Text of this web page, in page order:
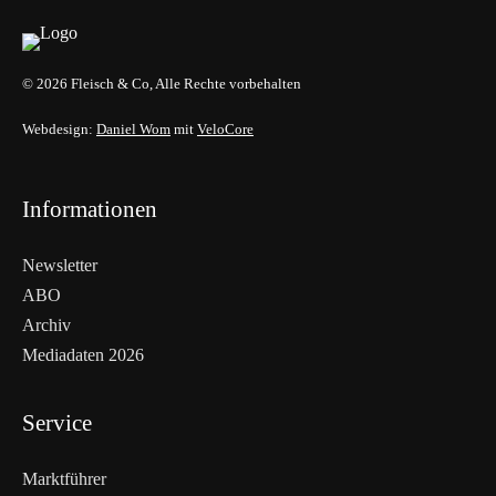
© 2026 Fleisch & Co, Alle Rechte vorbehalten
Webdesign: Daniel Wom mit VeloCore
Informationen
Newsletter
ABO
Archiv
Mediadaten 2026
Service
Marktführer